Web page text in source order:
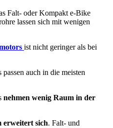
Falt- oder Kompakt e-Bike
lassen sich mit wenigen
ist nicht geringer als bei
auch in die meisten
nehmen wenig Raum in der
erweitert sich. Falt- und